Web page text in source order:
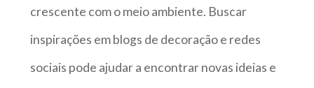
crescente com o meio ambiente. Buscar
inspirações em blogs de decoração e redes
sociais pode ajudar a encontrar novas ideias e